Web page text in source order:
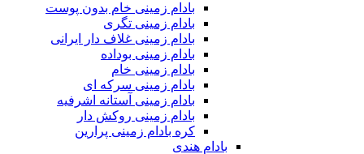
بادام زمینی خام بدون پوست
بادام زمینی تگری
بادام زمینی غلاف دار ایرانی
بادام زمینی بوداده
بادام زمینی خام
بادام زمینی سرکه ای
بادام زمینی آستانه اشرفیه
بادام زمینی روکش دار
کره بادام زمینی پرارین
بادام هندی